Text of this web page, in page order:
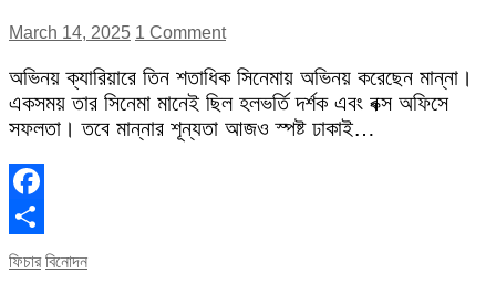
March 14, 2025 1 Comment
অভিনয় ক্যারিয়ারে তিন শতাধিক সিনেমায় অভিনয় করেছেন মান্না।
একসময় তার সিনেমা মানেই ছিল হলভর্তি দর্শক এবং বক্স অফিসে
সফলতা। তবে মান্নার শূন্যতা আজও স্পষ্ট ঢাকাই…
Facebook
Share
ফিচার বিনোদন